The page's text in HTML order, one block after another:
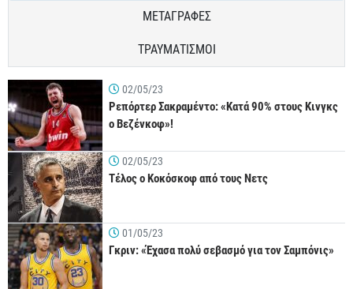
ΜΕΤΑΓΡΑΦΕΣ
ΤΡΑΥΜΑΤΙΣΜΟΙ
02/05/23
Ρεπόρτερ Σακραμέντο: «Κατά 90% στους Κινγκς
ο Βεζένκοφ»!
02/05/23
Τέλος ο Κοκόσκοφ από τους Νετς
01/05/23
Γκριν: «Έχασα πολύ σεβασμό για τον Σαμπόνις»